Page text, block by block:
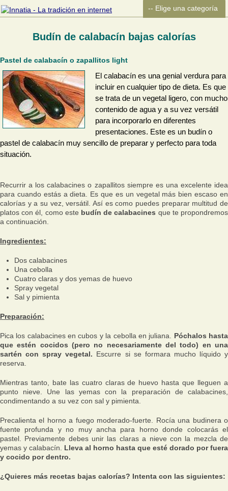
Budín de calabacín bajas calorías
Pastel de calabacín o zapallitos light
El calabacín es una genial verdura para
incluir en cualquier tipo de dieta. Es que
se trata de un vegetal ligero, con mucho
contenido de agua y a su vez versátil
para incorporarlo en diferentes
presentaciones. Este es un budín o
pastel de calabacín muy sencillo de preparar y perfecto para toda
situación.
Recurrir a los calabacines o zapallitos siempre es una excelente idea
para cuando estás a dieta. Es que es un vegetal más bien escaso en
calorías y a su vez, versátil. Así es como puedes preparar multitud de
platos con él, como este budín de calabacines que te propondremos
a continuación.
Ingredientes:
Dos calabacines
Una cebolla
Cuatro claras y dos yemas de huevo
Spray vegetal
Sal y pimienta
Preparación:
Pica los calabacines en cubos y la cebolla en juliana. Póchalos hasta
que estén cocidos (pero no necesariamente del todo) en una
sartén con spray vegetal. Escurre si se formara mucho líquido y
reserva.
Mientras tanto, bate las cuatro claras de huevo hasta que lleguen a
punto nieve. Une las yemas con la preparación de calabacines,
condimentando a su vez con sal y pimienta.
Precalienta el horno a fuego moderado-fuerte. Rocía una budinera o
fuente profunda y no muy ancha para horno donde colocarás el
pastel. Previamente debes unir las claras a nieve con la mezcla de
yemas y calabacín. Lleva al horno hasta que esté dorado por fuera
y cocido por dentro.
¿Quieres más recetas bajas calorías? Intenta con las siguientes: